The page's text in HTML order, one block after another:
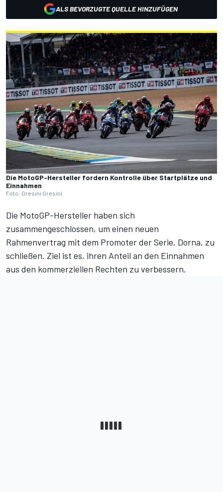
ALS BEVORZUGTE QUELLE HINZUFÜGEN
Die MotoGP-Hersteller fordern Kontrolle über Startplätze und
Einnahmen
Foto: Gresini Gresini
Die MotoGP-Hersteller haben sich
zusammengeschlossen, um einen neuen
Rahmenvertrag mit dem Promoter der Serie, Dorna, zu
schließen. Ziel ist es, ihren Anteil an den Einnahmen
aus den kommerziellen Rechten zu verbessern.